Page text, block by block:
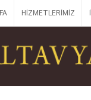
HIZMETLERIMIZ